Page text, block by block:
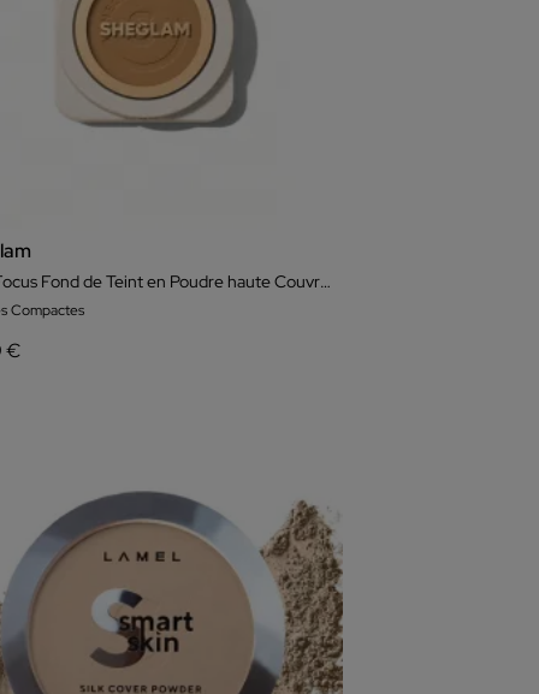
Skin-Focus Fond de Teint en Poudre haute Couvrance
Compactes
€